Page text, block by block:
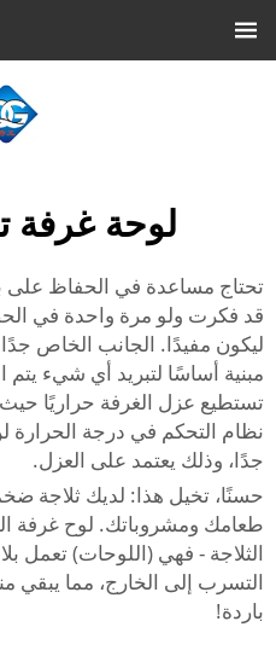
لوحة غرفة
تحتاج مساعدة في الحفاظ على
قد فكرت ولو مرة واحدة في
ليكون مفيدًا. الجانب الخاص جدًا
مبنية أساسًا لتبريد أي شيء يتم
تستطيع عزل الغرفة حراريًا
نظام التحكم في درجة الحرارة
جدًا، وذلك يعتمد على العزل.
حسنًا، تخيل هذا: لديك ثلاجة
طعامك ومشروباتك. لوح غرفة
الثلاجة - فهي (اللوحات) تعمل
التسرب إلى الخارج، مما يبقي
باردة!